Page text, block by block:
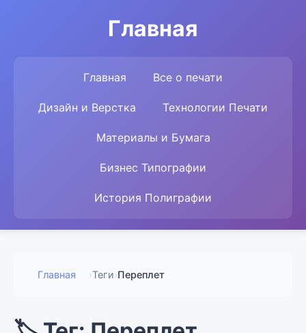
Главная
Главная Все о печати
Дизайн и Верстка Технологии Печати
Материалы и Бумага
Бизнес Типографии
История Полиграфии
Главная ›Теги›Переплет